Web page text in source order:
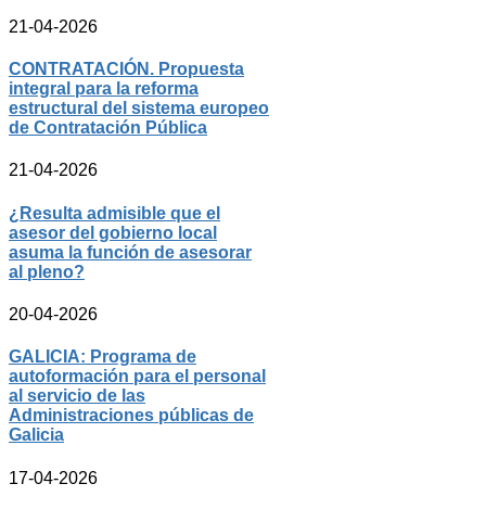
21-04-2026
CONTRATACIÓN. Propuesta
integral para la reforma
estructural del sistema europeo
de Contratación Pública
21-04-2026
¿Resulta admisible que el
asesor del gobierno local
asuma la función de asesorar
al pleno?
20-04-2026
GALICIA: Programa de
autoformación para el personal
al servicio de las
Administraciones públicas de
Galicia
17-04-2026